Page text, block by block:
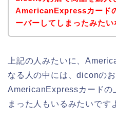
AmericanExpressカード
ーバーしてしまったみたい
上記の人みたいに、
なる人の中には、diconの
AmericanExpressカードの
まった人もいるみたいです